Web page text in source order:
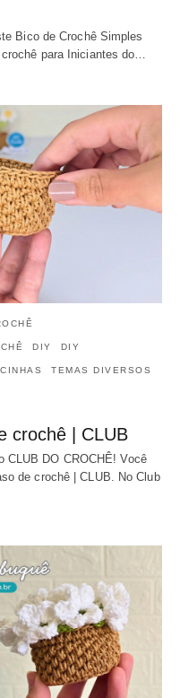
Bico de Crochê Simples
para Iniciantes do…
DIY DIY
TEMAS DIVERSOS
crochê | CLUB
CLUB DO CROCHÊ! Você
de crochê | CLUB. No Club